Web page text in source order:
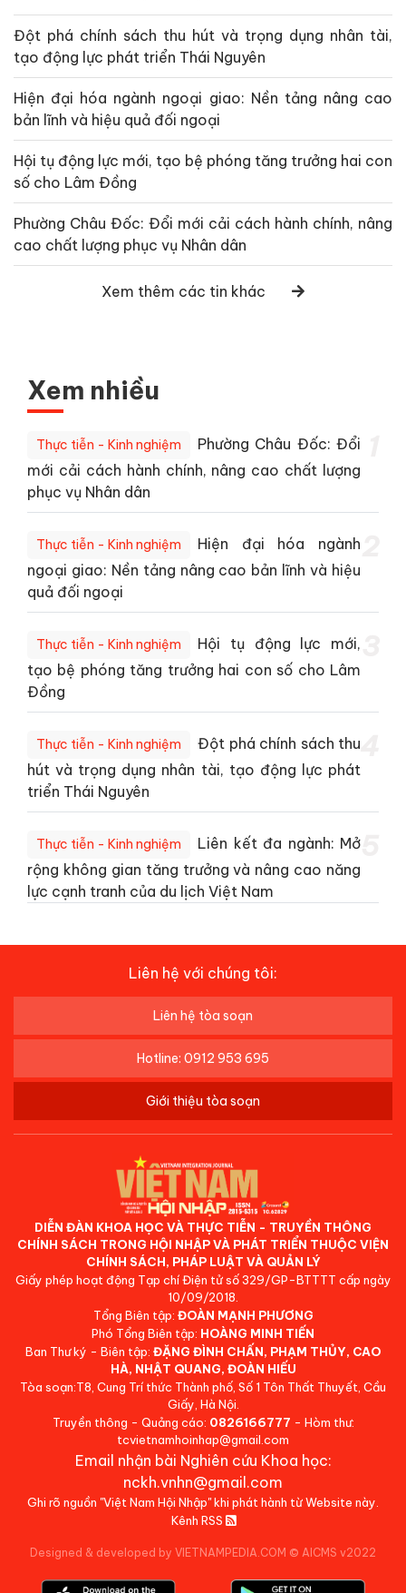
Đột phá chính sách thu hút và trọng dụng nhân tài,
tạo động lực phát triển Thái Nguyên
Hiện đại hóa ngành ngoại giao: Nền tảng nâng cao
bản lĩnh và hiệu quả đối ngoại
Hội tụ động lực mới, tạo bệ phóng tăng trưởng hai con
số cho Lâm Đồng
Phường Châu Đốc: Đổi mới cải cách hành chính, nâng
cao chất lượng phục vụ Nhân dân
Xem thêm các tin khác
Xem nhiều
Thực tiễn - Kinh nghiệm
Phường Châu Đốc: Đổi
mới cải cách hành chính, nâng cao chất lượng
phục vụ Nhân dân
Thực tiễn - Kinh nghiệm
Hiện đại hóa ngành
ngoại giao: Nền tảng nâng cao bản lĩnh và hiệu
quả đối ngoại
Thực tiễn - Kinh nghiệm
Hội tụ động lực mới,
tạo bệ phóng tăng trưởng hai con số cho Lâm
Đồng
Thực tiễn - Kinh nghiệm
Đột phá chính sách thu
hút và trọng dụng nhân tài, tạo động lực phát
triển Thái Nguyên
Thực tiễn - Kinh nghiệm
Liên kết đa ngành: Mở
rộng không gian tăng trưởng và nâng cao năng
lực cạnh tranh của du lịch Việt Nam
Liên hệ với chúng tôi:
Liên hệ tòa soạn
Hotline: 0912 953 695
Giới thiệu tòa soạn
DIỄN ĐÀN KHOA HỌC VÀ THỰC TIỄN - TRUYỀN THÔNG
CHÍNH SÁCH TRONG HỘI NHẬP VÀ PHÁT TRIỂN THUỘC VIỆN
CHÍNH SÁCH, PHÁP LUẬT VÀ QUẢN LÝ
Giấy phép hoạt động Tạp chí Điện tử số 329/GP-BTTTT cấp ngày
10/09/2018.
Tổng Biên tập: ĐOÀN MẠNH PHƯƠNG
Phó Tổng Biên tập: HOÀNG MINH TIẾN
Ban Thư ký - Biên tập: ĐẶNG ĐÌNH CHẤN, PHẠM THỦY, CAO
HÀ, NHẬT QUANG, ĐOÀN HIẾU
Tòa soạn:T8, Cung Trí thức Thành phố, Số 1 Tôn Thất Thuyết, Cầu
Giấy, Hà Nội.
Truyền thông - Quảng cáo: 0826166777 - Hòm thư:
tcvietnamhoinhap@gmail.com
Email nhận bài Nghiên cứu Khoa học:
nckh.vnhn@gmail.com
Ghi rõ nguồn "Việt Nam Hội Nhập" khi phát hành từ Website này.
Kênh RSS
Designed & developed by VIETNAMPEDIA.COM © AICMS v2022